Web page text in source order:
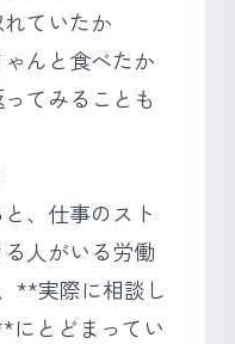
ていたか
んと食べたか
てみることも
、仕事のスト
人がいる労働
**実際に相談し
にとどまってい